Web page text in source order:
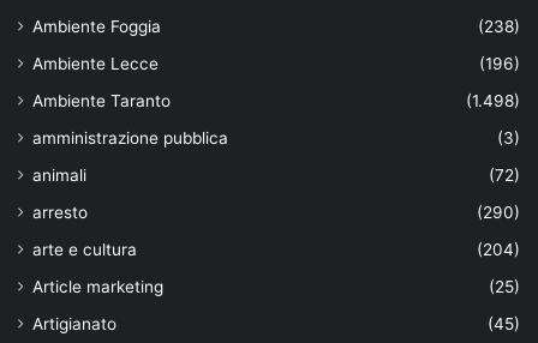
Ambiente Foggia
(238)
Ambiente Lecce
(196)
Ambiente Taranto
(1.498)
amministrazione pubblica
(3)
animali
(72)
arresto
(290)
arte e cultura
(204)
Article marketing
(25)
Artigianato
(45)